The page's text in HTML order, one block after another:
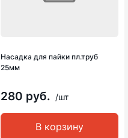
Насадка для пайки пл.труб
25мм
280 руб. /шт
В корзину